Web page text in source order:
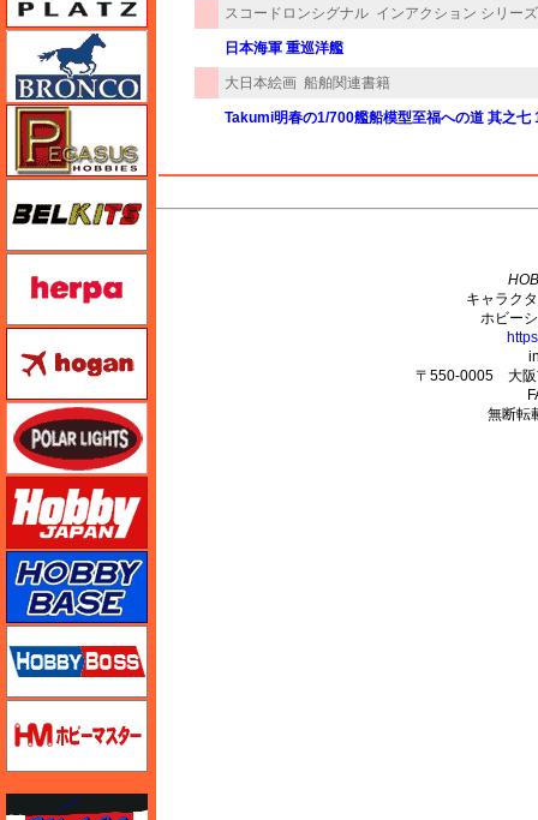
スコードロンシグナル インアクション シリーズ
日本海軍 重巡洋艦
大日本絵画 船舶関連書籍
Takumi明春の1/700艦船模型至福への道 其之七
ブロンコモデル（Bronco Models）
ペガサスホビー
M's PLUS
キャラク
ホビー
〒550-0005 大阪
無断転